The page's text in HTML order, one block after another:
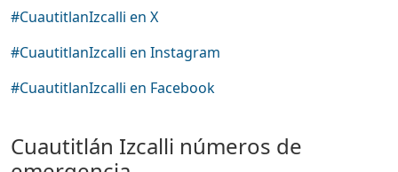
#CuautitlanIzcalli en X
#CuautitlanIzcalli en Instagram
#CuautitlanIzcalli en Facebook
Cuautitlán Izcalli números de